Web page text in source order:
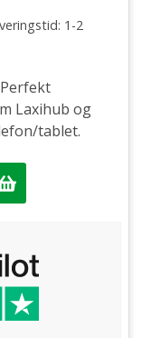
1-2
Laxihub og
tablet.